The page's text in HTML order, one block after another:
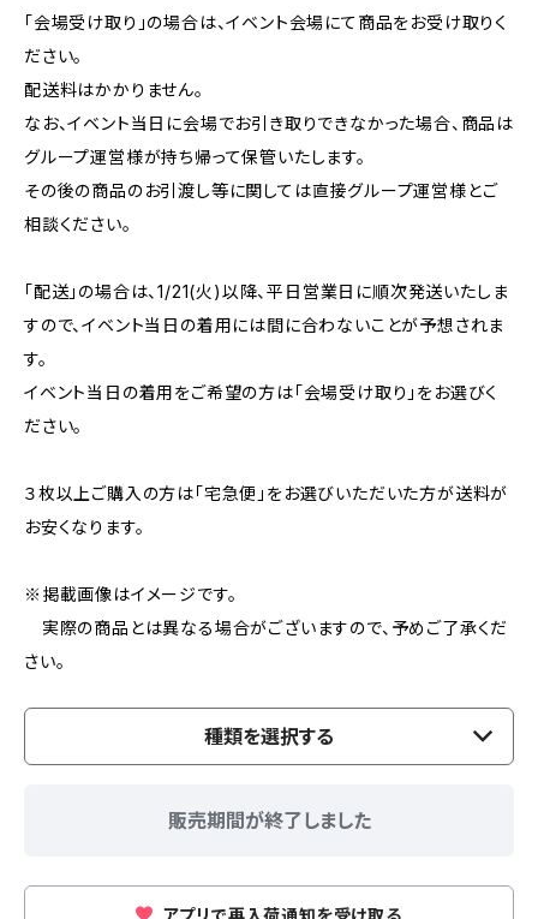
「会場受け取り」の場合は、イベント会場にて商品をお受け取りく
ださい。
配送料はかかりません。
なお、イベント当日に会場でお引き取りできなかった場合、商品は
グループ運営様が持ち帰って保管いたします。
その後の商品のお引渡し等に関しては直接グループ運営様とご
相談ください。
「配送」の場合は、1/21(火)以降、平日営業日に順次発送いたしま
すので、イベント当日の着用には間に合わないことが予想されま
す。
イベント当日の着用をご希望の方は「会場受け取り」をお選びく
ださい。
３枚以上ご購入の方は「宅急便」をお選びいただいた方が送料が
お安くなります。
※掲載画像はイメージです。
実際の商品とは異なる場合がございますので、予めご了承くだ
さい。
種類を選択する
販売期間が終了しました
アプリで再入荷通知を受け取る